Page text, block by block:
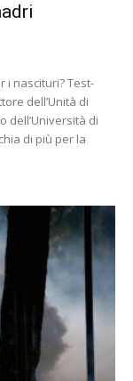
i nascituri? Test-
dell’Unità di
dell’Università di
di più per la